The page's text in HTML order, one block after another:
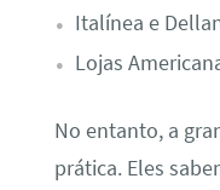
Italínea e
Lojas
No entanto, a
prática. Eles